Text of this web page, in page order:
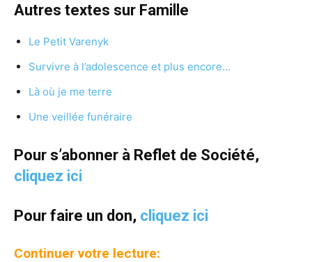
Autres textes sur Famille
Le Petit Varenyk
Survivre à l’adolescence et plus encore…
Là où je me terre
Une veillée funéraire
Pour s’abonner à Reflet de Société,
cliquez ici
Pour faire un don, cliquez ici
Continuer votre lecture: